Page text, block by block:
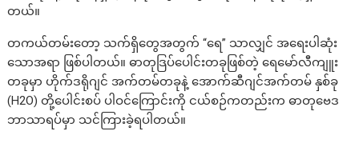
တယ်။
တကယ်တမ်းတော့ သက်ရှိတွေအတွက် “ရေ” သာလျှင် အရေးပါဆုံး
သောအရာ ဖြစ်ပါတယ်။ ဓာတုဒြပ်ပေါင်းတခုဖြစ်တဲ့ ရေမော်လီကျူး
တခုမှာ ဟိုက်ဒရိုဂျင် အက်တမ်တခုနဲ့ အောက်ဆီဂျင်အက်တမ် နှစ်ခု
(H2O) တို့ပေါင်းစပ် ပါဝင်ကြောင်းကို ငယ်စဉ်ကတည်းက ဓာတုဗေဒ
ဘာသာရပ်မှာ သင်ကြားခဲ့ရပါတယ်။